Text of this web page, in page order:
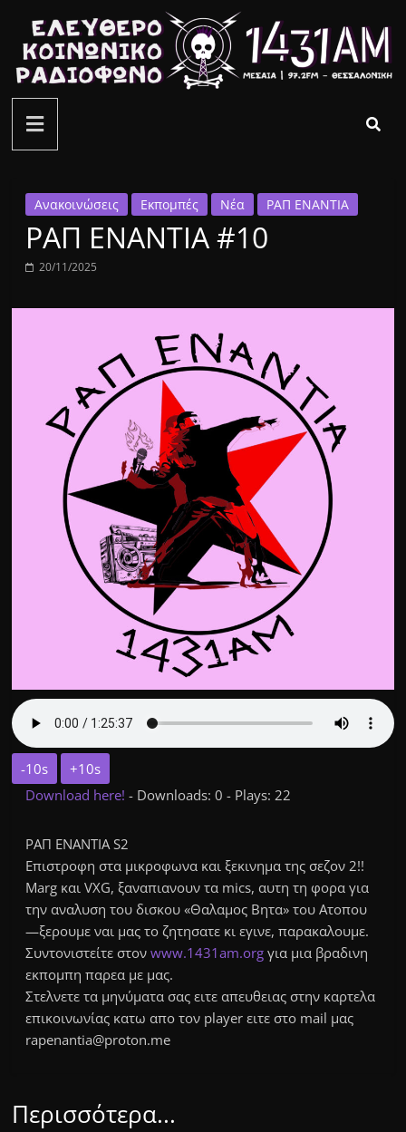
περιεχόμενο
ελεύθερο
κοινωνικό
ραδιόφωνο
1431AM
Ανακοινώσεις Εκπομπές Νέα ΡΑΠ ΕΝΑΝΤΙΑ
ΡΑΠ ΕΝΑΝΤΙΑ #10
20/11/2025
-10s
+10s
Download here!- Downloads: 0 - Plays: 22
ΡΑΠ ΕΝΑΝΤΙΑ S2
Επιστροφη στα μικροφωνα και ξεκινημα της σεζον 2!!
Marg και VXG, ξαναπιανουν τα mics, αυτη τη φορα για
την αναλυση του δισκου «Θαλαμος Βητα» του Ατοπου
—ξερουμε ναι μας το ζητησατε κι εγινε, παρακαλουμε.
Συντονιστείτε στονwww.1431am.org για μια βραδινη
εκπομπη παρεα με μας.
Στελνετε τα μηνύματα σας ειτε απευθειας στην καρτελα
επικοινωνίας κατω απο τον player ειτε στο mail μας
rapenantia@proton.me
Περισσότερα...